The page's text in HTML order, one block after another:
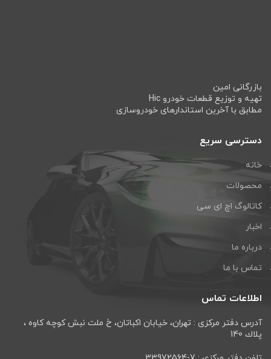
بازرگانی امین
تهیه و توزیع قطعات خودرو Hic
مطابق با آخرین استاندارهای خودروسازی
دسترسی سریع
خانه
محصولات
کاتالوگ اچ ای سی
اخبار
درباره ما
تماس با ما
اطلاعات تماس
آدرس دفتر مرکزی : تهران، خيابان اكباتان، خ ملت نبش كوچه كاوه ،
پلاك 140